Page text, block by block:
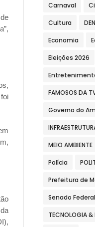
Carnaval
Cultura
Economia
Eleições 2026
FAMOSOS DA
Governo do
MEIO AMBIENTE
Polícia
Prefeitura de
Senado Federal
TECNOLOGIA &